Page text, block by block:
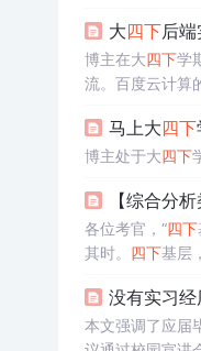
大四下后端
博主在大四下学
流。百度云计算
马上大四下
博主处于大四下
【综合分析
各位考官，“四下
其时。 四下基层
没有实习
本文强调了应届